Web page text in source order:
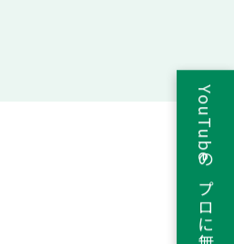
YouTubeのプロに無料相談